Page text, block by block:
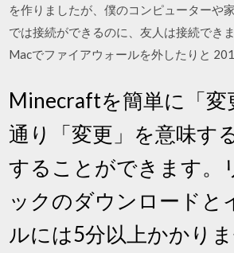
を作りましたが、僕のコンピューターや
では接続ができるのに、友人は接続でき
Macでファイアウォールを外したりと
Minecraftを簡単に「変
通り「変更」を意味す
することができます。
ックのダウンロードと
ルには5分以上かかり